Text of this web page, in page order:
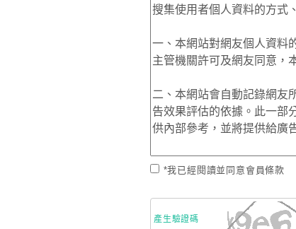
*我已經閱讀並同意會員條款
產生驗證碼